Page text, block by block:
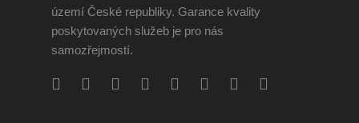
Kontaktyúzemí České republiky. Garance kvality
poskytovaných služeb je pro nás
samozřejmostí.